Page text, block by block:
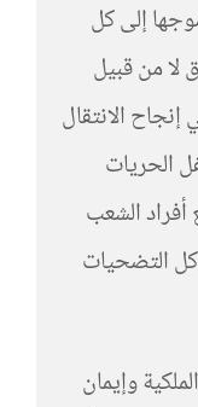
إلى كل
لا من قبيل
إنجاح الانتقال
الحريات
الشعب
كل التضحيات
وإيمان